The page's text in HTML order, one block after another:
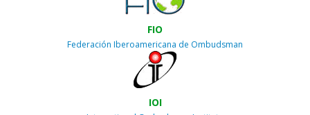
FIO
Federación Iberoamericana de Ombudsman
IOI